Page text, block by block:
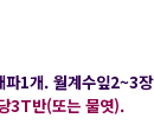
1개. 월계수잎2~3장
3T반(또는 물엿).